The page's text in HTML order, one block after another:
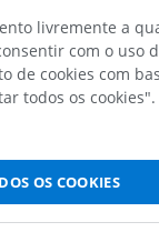
livremente a
com o uso
cookies com
todos os cookies".
OS COOKIES